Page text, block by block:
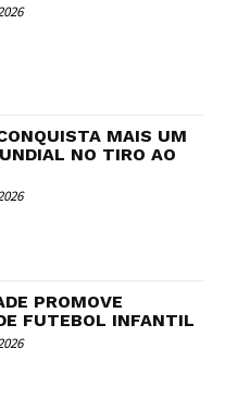
MAIS UM
NO TIRO AO
PROMOVE
FUTEBOL INFANTIL